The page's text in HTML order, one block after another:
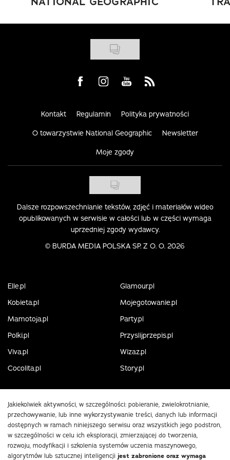
Visit us on Facebook
Visit us on Instagram
Visit us on Youtube
Visit us on Rss
Kontakt Regulamin Polityka prywatności
O towarzystwie National Geographic Newsletter
Moje zgody
Dalsze rozpowszechnianie tekstów, zdjęć i materiałów wideo
opublikowanych w serwisie w całości lub w części wymaga
uprzedniej zgody wydawcy.
© BURDA MEDIA POLSKA SP. Z O. O. 2026
Elle.pl
Glamour.pl
Kobieta.pl
Mojegotowanie.pl
Mamotoja.pl
Party.pl
Polki.pl
Przyslijprzepis.pl
Viva.pl
Wizaz.pl
Cocolita.pl
Story.pl
Jakiekolwiek aktywności, w szczególności: pobieranie, zwielokrotnianie,
przechowywanie, lub inne wykorzystywanie treści, danych lub informacji
dostępnych w ramach niniejszego serwisu oraz wszystkich jego podstron,
w szczególności w celu ich eksploracji, zmierzającej do tworzenia,
rozwoju, modyfikacji i szkolenia systemów uczenia maszynowego,
algorytmów lub sztucznej inteligencji jest zabronione oraz wymaga